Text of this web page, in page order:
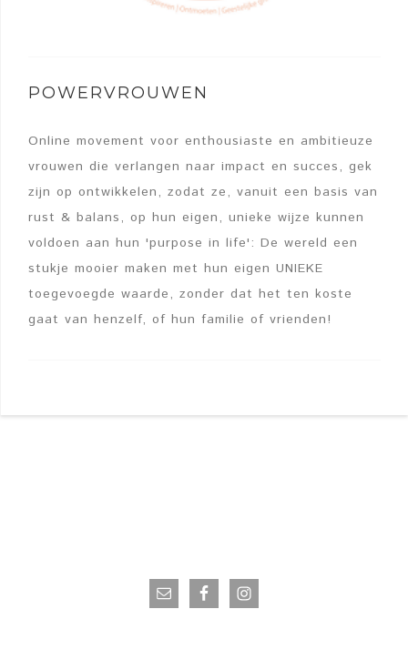
POWERVROUWEN
Online movement voor enthousiaste en ambitieuze
vrouwen die verlangen naar impact en succes, gek
zijn op ontwikkelen, zodat ze, vanuit een basis van
rust & balans, op hun eigen, unieke wijze kunnen
voldoen aan hun 'purpose in life': De wereld een
stukje mooier maken met hun eigen UNIEKE
toegevoegde waarde, zonder dat het ten koste
gaat van henzelf, of hun familie of vrienden!